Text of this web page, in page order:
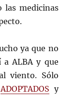
las medicinas
ya que no
ALBA y que
viento. Sólo
ADOPTADOS y